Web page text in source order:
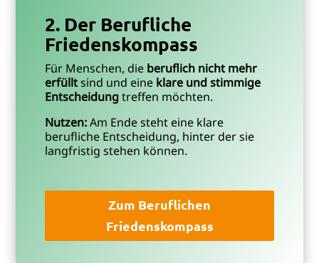
2. Der Berufliche
Friedenskompass
Für Menschen, die beruflich nicht mehr
erfülltsind und eine klare und stimmige
Entscheidungtreffen möchten.
Nutzen:Am Ende steht eine klare
berufliche Entscheidung, hinter der sie
langfristig stehen können.
Zum Beruflichen
Friedenskompass